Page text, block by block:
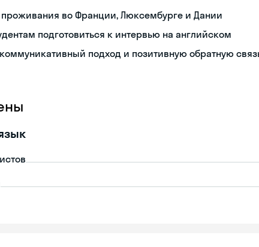
проживания во Франции, Люксембурге и Дании
подготовиться к интервью на английском
подход и позитивную обратную